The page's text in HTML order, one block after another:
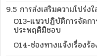
9.5 การส่งเสริมความโปร่งใ
O13-แนวปฏิบัติการจัดกา
ประพฤติมิชอบ
O14-ช่องทางแจ้งเรื่องร้